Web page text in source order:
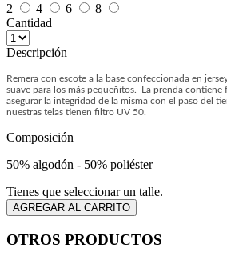
2
4 6
8
Cantidad
Descripción
Remera con escote a la base confeccionada en
suave para los más pequeñitos. La prenda contiene
asegurar la integridad de la misma con el paso del
nuestras telas tienen filtro UV 50.
Composición
50% algodón - 50% poliéster
Tienes que seleccionar un talle.
OTROS PRODUCTOS